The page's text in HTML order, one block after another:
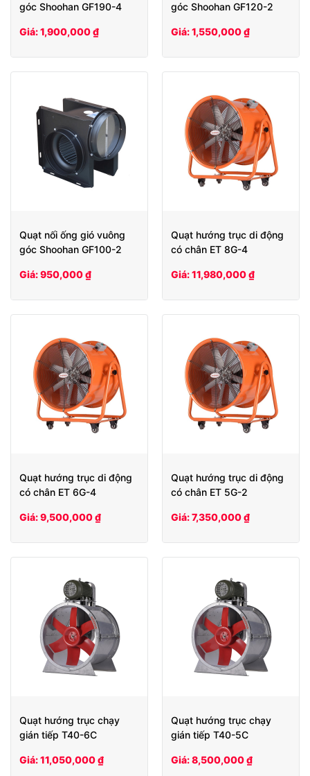
góc Shoohan GF190-4
Giá: 1,900,000 ₫
góc Shoohan GF120-2
Giá: 1,550,000 ₫
Quạt nối ống gió vuông
góc Shoohan GF100-2
Giá: 950,000 ₫
Quạt hướng trục di động
có chân ET 8G-4
Giá: 11,980,000 ₫
Quạt hướng trục di động
có chân ET 6G-4
Giá: 9,500,000 ₫
Quạt hướng trục di động
có chân ET 5G-2
Giá: 7,350,000 ₫
Quạt hướng trục chạy
gián tiếp T40-6C
Giá: 11,050,000 ₫
Quạt hướng trục chạy
gián tiếp T40-5C
Giá: 8,500,000 ₫